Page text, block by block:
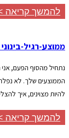
להמשך קריאה
ממוצע-רגיל-
נתחיל מהסוף הפעם,
הממוצעים שלך. לא
להיות מצוינים, איך
להמשך קריאה